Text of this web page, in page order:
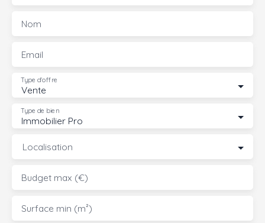
Nom
Email
Vente
Type d'offre
Immobilier Pro
Type de bien
Localisation
Budget max (€)
Surface min (m²)